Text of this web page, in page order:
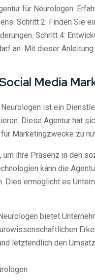
für Neurologen.
Schritt 2: Finden Sie
Schritt 4:
an. Mit dieser
Media
ist ein
Diese Agentur hat
Marketingzwecke zu
ihre Präsenz in den
kann die
ermöglicht es
bietet
letztendlich den